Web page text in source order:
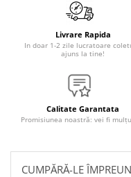
Livrare Rapida
In doar 1-2 zile lucratoare
ajuns la tine!
Calitate Garantata
Promisiunea noastră: vei fi
CUMPĂRĂ-LE